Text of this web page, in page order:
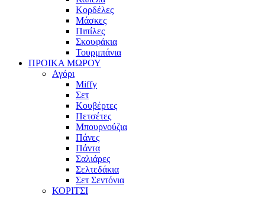
Κορδέλες
Μάσκες
Πιπίλες
Σκουφάκια
Τουρμπάνια
ΠΡΟΙΚΑ ΜΩΡΟΥ
Αγόρι
Miffy
Σετ
Κουβέρτες
Πετσέτες
Μπουρνούζια
Πάνες
Πάντα
Σαλιάρες
Σελτεδάκια
Σετ Σεντόνια
ΚΟΡΙΤΣΙ